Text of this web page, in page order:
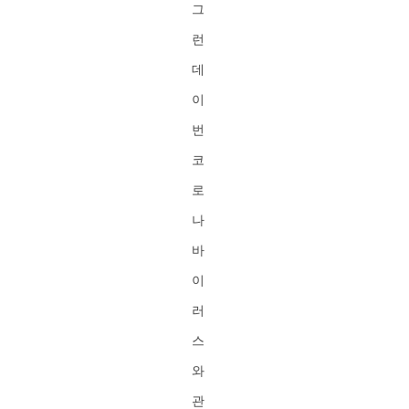
그
런
데
이
번
코
로
나
바
이
러
스
와
관